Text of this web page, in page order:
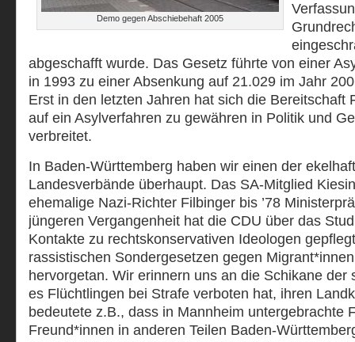
Demo gegen Abschiebehaft 2005
abgeschafft wurde. Das Gesetz führte von einer
in 1993 zu einer Absenkung auf 21.029 im Jahr
Erst in den letzten Jahren hat sich die Bereitschaft
auf ein Asylverfahren zu gewähren in Politik und
verbreitet.
In Baden-Württemberg haben wir einen der
Landesverbände überhaupt. Das SA-Mitglied
ehemalige Nazi-Richter Filbinger bis ’78
jüngeren Vergangenheit hat die CDU über das
Kontakte zu rechtskonservativen Ideologen
rassistischen Sondergesetzen gegen
hervorgetan. Wir erinnern uns an die Schikane der
es Flüchtlingen bei Strafe verboten hat, ihren
bedeutete z.B., dass in Mannheim untergebrachte
Freund*innen in anderen Teilen Baden-